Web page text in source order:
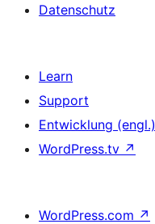
Datenschutz
Learn
Support
Entwicklung (engl.)
WordPress.tv ↗
WordPress.com ↗